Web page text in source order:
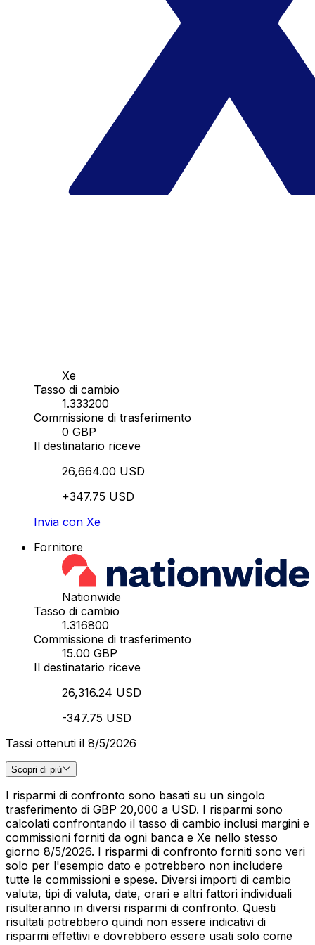
Xe
Tasso di cambio
1.333200
Commissione di trasferimento
0 GBP
Il destinatario riceve
26,664.00 USD
+347.75 USD
Invia con Xe
Fornitore
Nationwide
Tasso di cambio
1.316800
Commissione di trasferimento
15.00 GBP
Il destinatario riceve
26,316.24 USD
-347.75 USD
Tassi ottenuti il 8/5/2026
Scopri di più
I risparmi di confronto sono basati su un singolo
trasferimento di GBP 20,000 a USD. I risparmi sono
calcolati confrontando il tasso di cambio inclusi margini e
commissioni forniti da ogni banca e Xe nello stesso
giorno 8/5/2026. I risparmi di confronto forniti sono veri
solo per l'esempio dato e potrebbero non includere
tutte le commissioni e spese. Diversi importi di cambio
valuta, tipi di valuta, date, orari e altri fattori individuali
risulteranno in diversi risparmi di confronto. Questi
risultati potrebbero quindi non essere indicativi di
risparmi effettivi e dovrebbero essere usati solo come